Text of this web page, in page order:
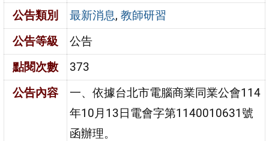
公告類別
最新消息,教師研習
公告等級
公告
點閱次數
373
公告內容
一、依據台北市電腦商業同業公會114
年10月13日電會字第1140010631號
函辦理。